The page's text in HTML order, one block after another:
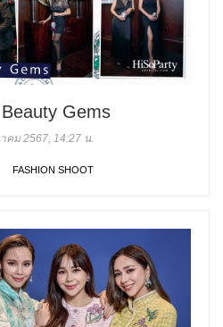
Gems
คม 2567, 14:27 น.
FASHION SHOOT